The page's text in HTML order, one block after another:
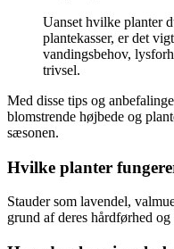
Uanset hvilke planter
plantekasser, er det
vandingsbehov,
trivsel.
Med disse tips og
blomstrende højbede og
sæsonen.
Hvilke planter
Stauder som lavendel,
grund af deres hårdførhed